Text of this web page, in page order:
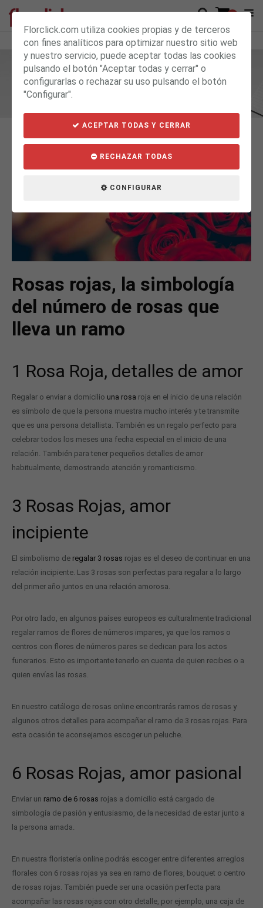
0
BLOG
Rosas rojas, la simbología
del número de rosas que
lleva un ramo
1 Rosa Roja, detalles de amor
Regalar o enviar a domicilio una rosa roja en el inicio de una relación
es símbolo de que la persona muestra mucho interés y te transmite
que es una persona detallista. También es un regalo perfecto para
celebrar todos los meses una fecha especial en el inicio de una
relación. También para tener pequeños detalles de amor
habitualmente, demostrando atención y romanticismo.
3 Rosas Rojas, amor
incipiente
El simbolismo de regalar 3 rosas rojas es el deseo de continuar en una
relación incipiente. Las 3 rosas son perfectas para regalar a lo largo
del primer año juntos en una relación amorosa.
Por otro lado, en algunos países europeos es culturalmente tradicional
regalar ramos de flores de números impares, ya que los ramos o
centros con flores de números pares se dedican para los actos
funerarios. Esto es importante tenerlo en cuenta de quien recibes o a
quien envías las rosas.
En nuestro catálogo de rosas online encontrarás ramos de rosas y
algunos otros detalles para acompañar el ramo de 3 rosas rojas. Para
esta ocasión te aconsejamos escoger un peluche.
6 Rosas Rojas, amor pasional
Enviar un ramo de 6 rosas rojas a domicilio está cargado de
simbología de pasión y entusiasmo, de la necesidad de estar junto a
la persona amada.
En nuestra floristería online podrás escoger entre diferentes arreglos
florales con 6 rosas rojas ya sea en ramo de flores, bouquet o centro
de rosas rojas. También puede ser una ocasión perfecta para
acompañar las rosas rojas con otro detalle, por ejemplo, una caja de
Florclick.com utiliza cookies propias y de terceros
con fines analíticos para optimizar nuestro sitio web
y nuestro servicio, puede aceptar todas las cookies
pulsando el botón "Aceptar todas y cerrar" o
configurarlas o rechazar su uso pulsando el botón
"Configurar".
ACEPTAR TODAS Y CERRAR
RECHAZAR TODAS
CONFIGURAR